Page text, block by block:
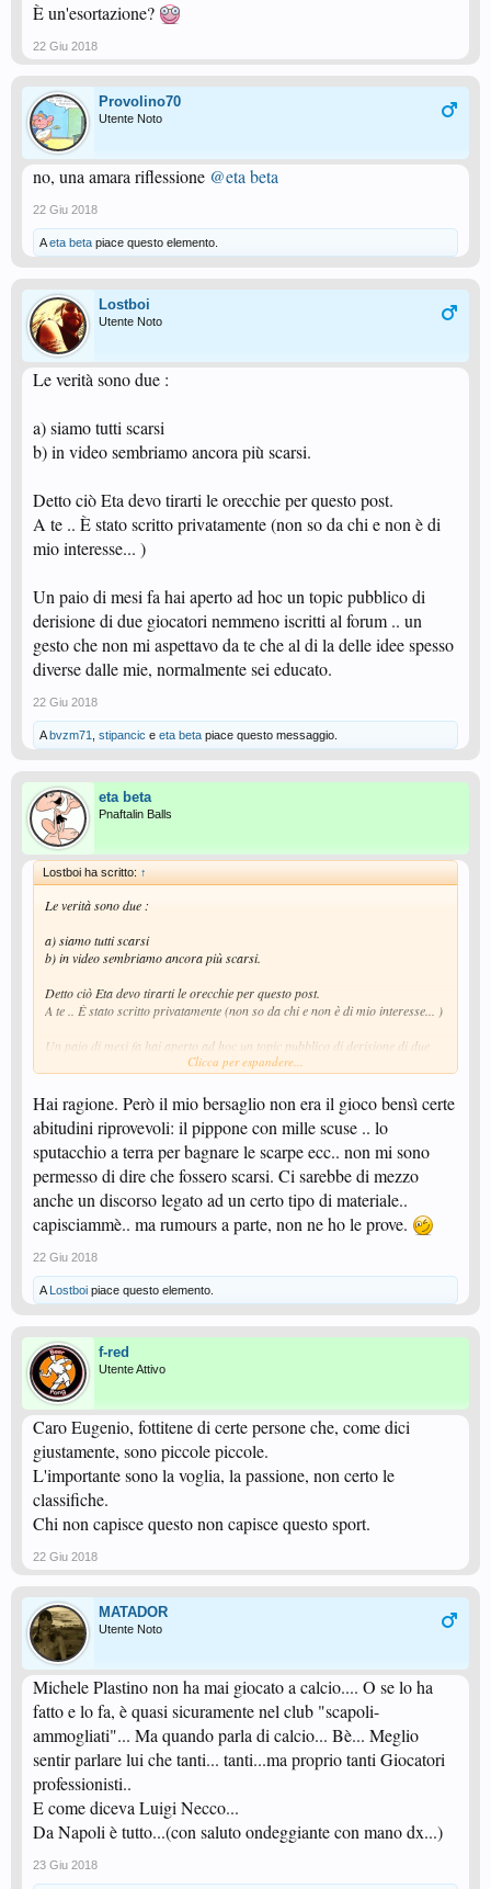
È un'esortazione?
22 Giu 2018
Provolino70
Utente Noto
no, una amara riflessione @eta beta
22 Giu 2018
Aeta beta piace questo elemento.
Lostboi
Utente Noto
Le verità sono due :
a) siamo tutti scarsi
b) in video sembriamo ancora più scarsi.
Detto ciò Eta devo tirarti le orecchie per questo post.
A te .. È stato scritto privatamente (non so da chi e non è di
mio interesse... )
Un paio di mesi fa hai aperto ad hoc un topic pubblico di
derisione di due giocatori nemmeno iscritti al forum .. un
gesto che non mi aspettavo da te che al di la delle idee spesso
diverse dalle mie, normalmente sei educato.
22 Giu 2018
A bvzm71 stipancic e eta beta piace questo messaggio.
eta beta
Pnaftalin Balls
Lostboi ha scritto: ↑
Le verità sono due :
a) siamo tutti scarsi
b) in video sembriamo ancora più scarsi.
Detto ciò Eta devo tirarti le orecchie per questo post.
A te .. È stato scritto privatamente (non so da chi e non è di mio interesse... )
Un paio di mesi fa hai aperto ad hoc un topic pubblico di derisione di due
giocatori nemmeno iscritti al forum .. un gesto che non mi aspettavo da te
Clicca per espandere...
Hai ragione. Però il mio bersaglio non era il gioco bensì certe
abitudini riprovevoli: il pippone con mille scuse .. lo
sputacchio a terra per bagnare le scarpe ecc.. non mi sono
permesso di dire che fossero scarsi. Ci sarebbe di mezzo
anche un discorso legato ad un certo tipo di materiale..
capisciammè.. ma rumours a parte, non ne ho le prove.
22 Giu 2018
A Lostboi piace questo elemento.
f-red
Utente Attivo
Caro Eugenio, fottitene di certe persone che, come dici
giustamente, sono piccole piccole.
L'importante sono la voglia, la passione, non certo le
classifiche.
Chi non capisce questo non capisce questo sport.
22 Giu 2018
MATADOR
Utente Noto
Michele Plastino non ha mai giocato a calcio.... O se lo ha
fatto e lo fa, è quasi sicuramente nel club "scapoli-
ammogliati"... Ma quando parla di calcio... Bè... Meglio
sentir parlare lui che tanti... tanti...ma proprio tanti Giocatori
professionisti..
E come diceva Luigi Necco...
Da Napoli è tutto...(con saluto ondeggiante con mano dx...)
23 Giu 2018